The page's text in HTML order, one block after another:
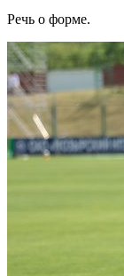
Речь о форме.